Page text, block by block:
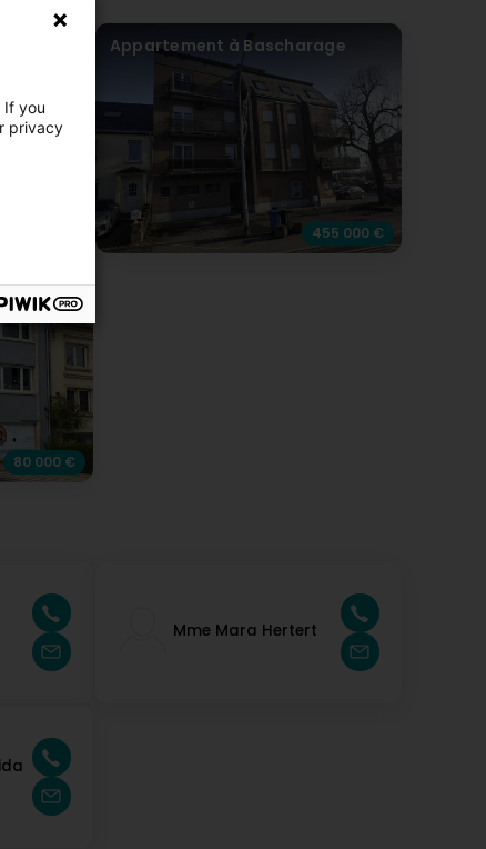
Appartement à Bascharage
455 000 €
80 000 €
Mme Mara Hertert
If you
privacy